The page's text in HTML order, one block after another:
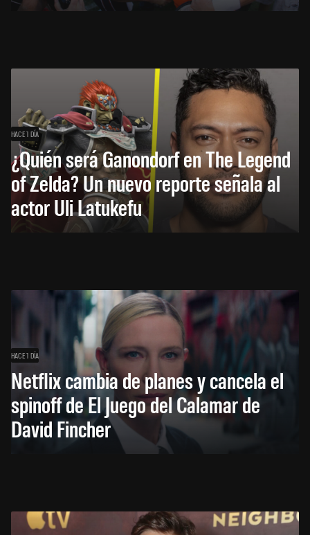
HACE 1 DÍA
¿Quién será Ganondorf en The Legend
of Zelda? Un nuevo reporte señala al
actor Uli Latukefu
HACE 1 DÍA
Netflix cambia de planes y cancela el
spinoff de El Juego del Calamar de
David Fincher